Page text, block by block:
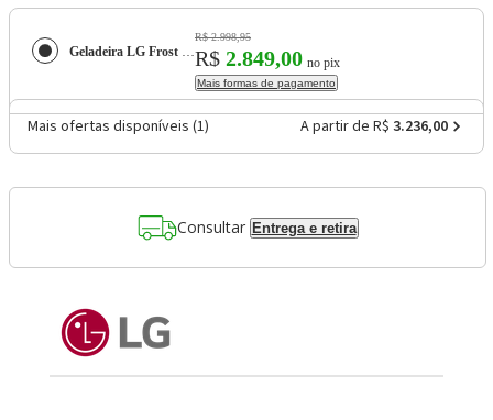
Geladeira LG Frost Free Preta GN-B392PXGB Duplex com Tecnologia Inverter Top Freezer - 395 litros
R$ 2.998,95
R$ 2.849,00 no pix
Mais formas de pagamento
Mais ofertas disponíveis (1) A partir de R$ 3.236,00
Consultar Entrega e retira